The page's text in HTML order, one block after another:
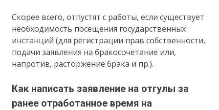
Скорее всего, отпустят с работы, если существует
необходимость посещения государственных
инстанций (для регистрации прав собственности,
подачи заявления на бракосочетание или,
напротив, расторжение брака и пр.).
Как написать заявление на отгулы за
ранее отработанное время на